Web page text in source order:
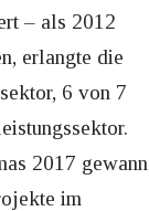
– als 2012
erlangte die
6 von 7
2017 gewann
im